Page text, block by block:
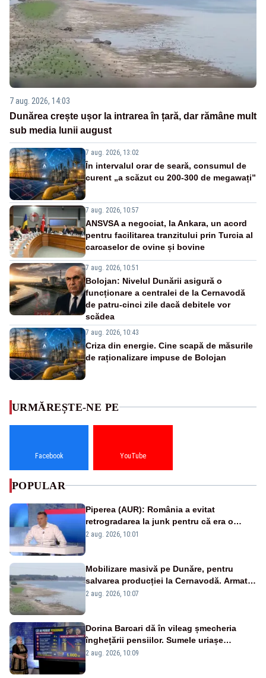
7 aug. 2026, 14:03
Dunărea crește ușor la intrarea în țară, dar rămâne mult
sub media lunii august
7 aug. 2026, 13:02
În intervalul orar de seară, consumul de
curent „a scăzut cu 200-300 de megawați”
7 aug. 2026, 10:57
ANSVSA a negociat, la Ankara, un acord
pentru facilitarea tranzitului prin Turcia al
carcaselor de ovine și bovine
7 aug. 2026, 10:51
Bolojan: Nivelul Dunării asigură o
funcționare a centralei de la Cernavodă
de patru-cinci zile dacă debitele vor
scădea
7 aug. 2026, 10:43
Criza din energie. Cine scapă de măsurile
de raționalizare impuse de Bolojan
URMĂREȘTE-NE PE
Facebook YouTube
POPULAR
Piperea (AUR): România a evitat
retrogradarea la junk pentru că era o
catastrofă pentru bănci și fondurile de
2 aug. 2026, 10:01
Mobilizare masivă pe Dunăre, pentru
salvarea producției la Cernavodă. Armata
va detona o stâncă și va devia apa
2 aug. 2026, 10:07
Dorina Barcari dă în vileag șmecheria
înghețării pensiilor. Sumele uriașe
pierdute de fiecare român
2 aug. 2026, 10:09